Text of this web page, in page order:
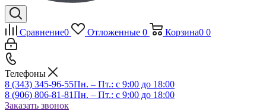
Сравнение0 Отложенные 0 Корзина0 0
Телефоны
8 (343) 345-96-55Пн. – Пт.: с 9:00 до 18:00
8 (906) 806-81-81Пн. – Пт.: с 9:00 до 18:00
Заказать звонок